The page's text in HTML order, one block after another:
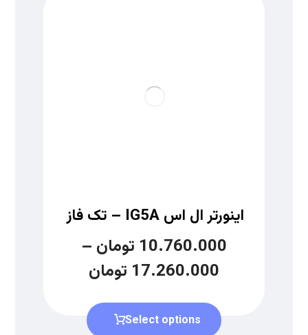
اینورتر ال اس IG5A – تک فاز
10.760.000 تومان –
17.260.000 تومان
Select options